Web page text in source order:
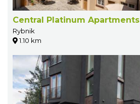
Central Platinum Apartments
Rybnik
1.10 km